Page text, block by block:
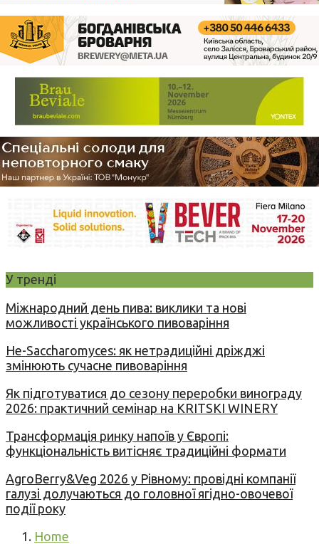
У тренді
Міжнародний день пива: виклики та нові
можливості українського пивоваріння
Не-Saccharomyces: як нетрадиційні дріжджі
змінюють сучасне пивоваріння
Як підготуватися до сезону переробки винограду
2026: практичний семінар на KRITSKI WINERY
Трансформація ринку напоїв у Європі:
функціональність витісняє традиційні формати
AgroBerry&Veg 2026 у Рівному: провідні компанії
галузі долучаються до головної ягідно-овочевої
події року
Home